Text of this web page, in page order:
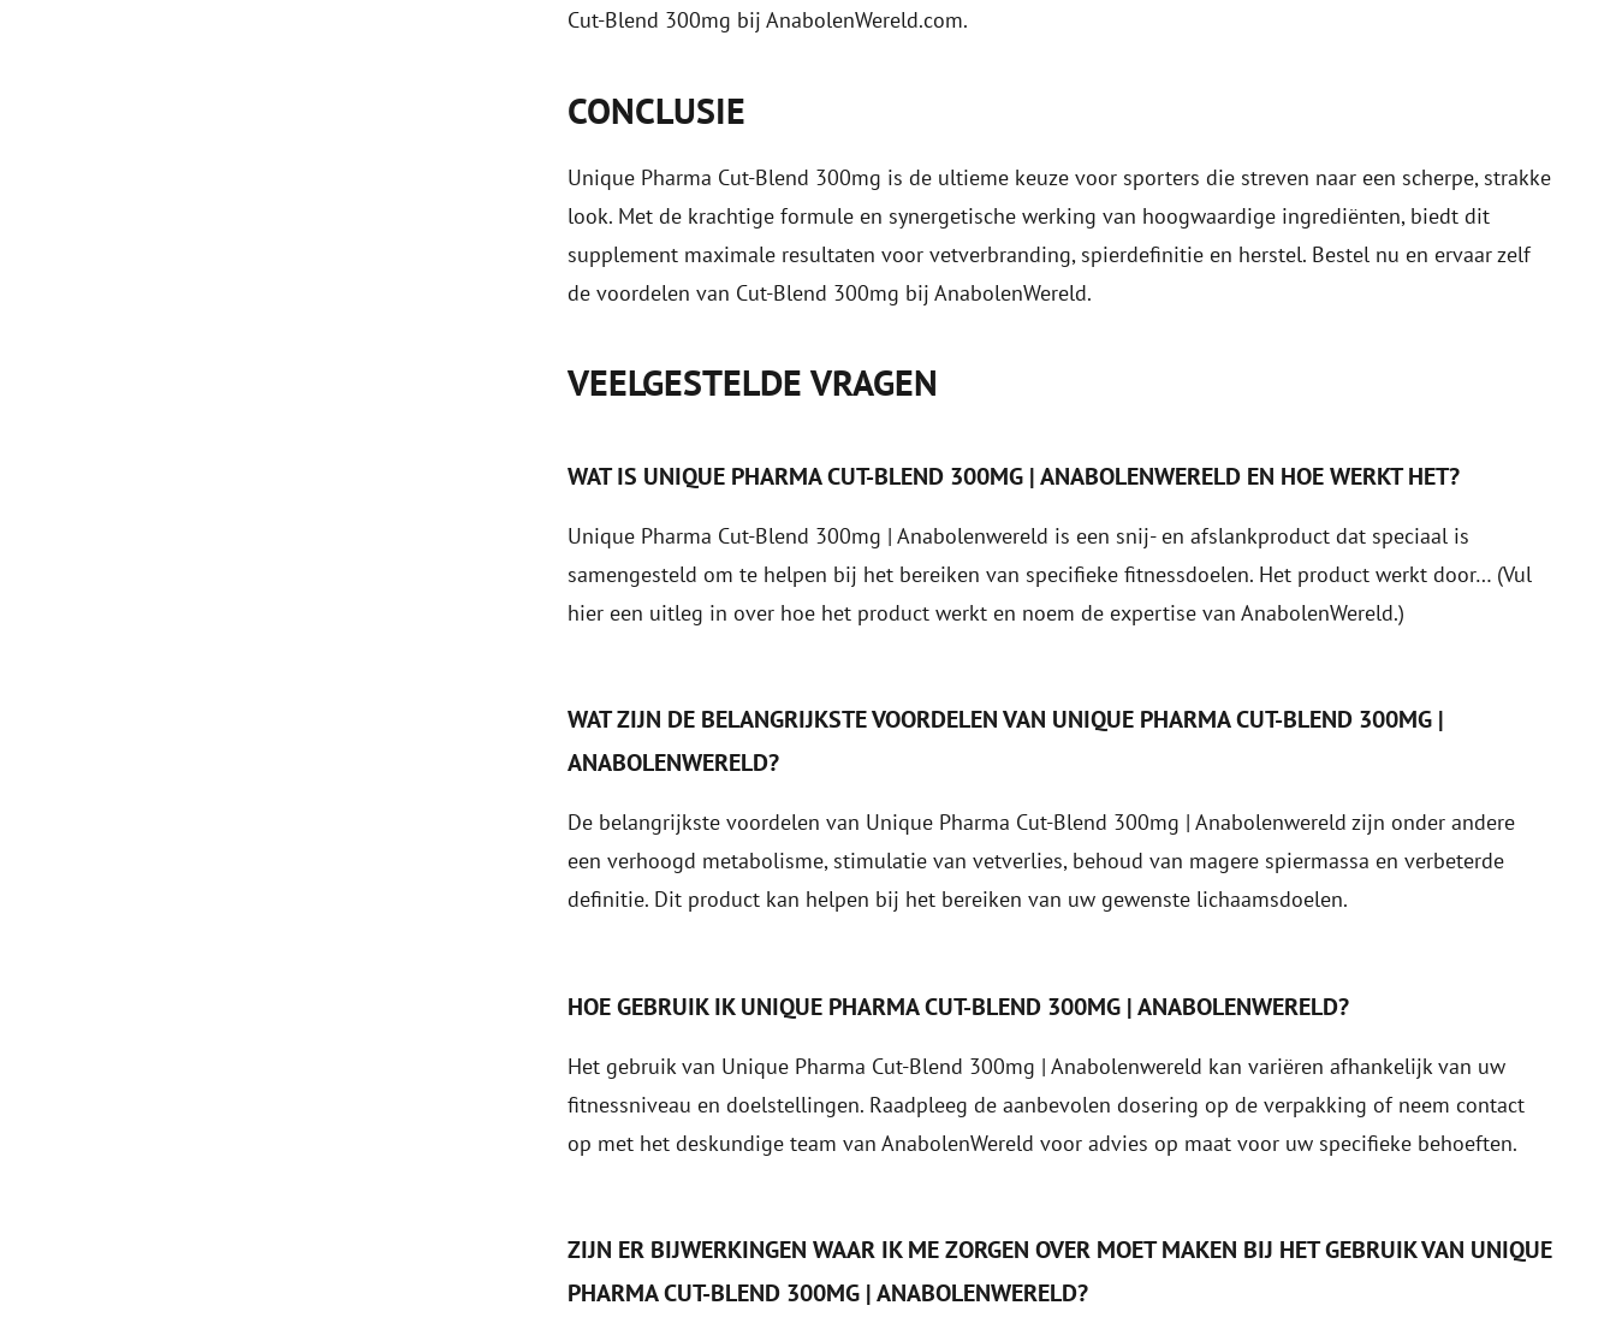
Cut-Blend 300mg bij AnabolenWereld.com.
CONCLUSIE
Unique Pharma Cut-Blend 300mg is de ultieme keuze voor sporters die streven naar een scherpe, strakke
look. Met de krachtige formule en synergetische werking van hoogwaardige ingrediënten, biedt dit
supplement maximale resultaten voor vetverbranding, spierdefinitie en herstel. Bestel nu en ervaar zelf
de voordelen van Cut-Blend 300mg bij AnabolenWereld.
VEELGESTELDE VRAGEN
WAT IS UNIQUE PHARMA CUT-BLEND 300MG | ANABOLENWERELD EN HOE WERKT HET?
Unique Pharma Cut-Blend 300mg | Anabolenwereld is een snij- en afslankproduct dat speciaal is
samengesteld om te helpen bij het bereiken van specifieke fitnessdoelen. Het product werkt door… (Vul
hier een uitleg in over hoe het product werkt en noem de expertise van AnabolenWereld.)
WAT ZIJN DE BELANGRIJKSTE VOORDELEN VAN UNIQUE PHARMA CUT-BLEND 300MG |
ANABOLENWERELD?
De belangrijkste voordelen van Unique Pharma Cut-Blend 300mg | Anabolenwereld zijn onder andere
een verhoogd metabolisme, stimulatie van vetverlies, behoud van magere spiermassa en verbeterde
definitie. Dit product kan helpen bij het bereiken van uw gewenste lichaamsdoelen.
HOE GEBRUIK IK UNIQUE PHARMA CUT-BLEND 300MG | ANABOLENWERELD?
Het gebruik van Unique Pharma Cut-Blend 300mg | Anabolenwereld kan variëren afhankelijk van uw
fitnessniveau en doelstellingen. Raadpleeg de aanbevolen dosering op de verpakking of neem contact
op met het deskundige team van AnabolenWereld voor advies op maat voor uw specifieke behoeften.
ZIJN ER BIJWERKINGEN WAAR IK ME ZORGEN OVER MOET MAKEN BIJ HET GEBRUIK VAN UNIQUE
PHARMA CUT-BLEND 300MG | ANABOLENWERELD?